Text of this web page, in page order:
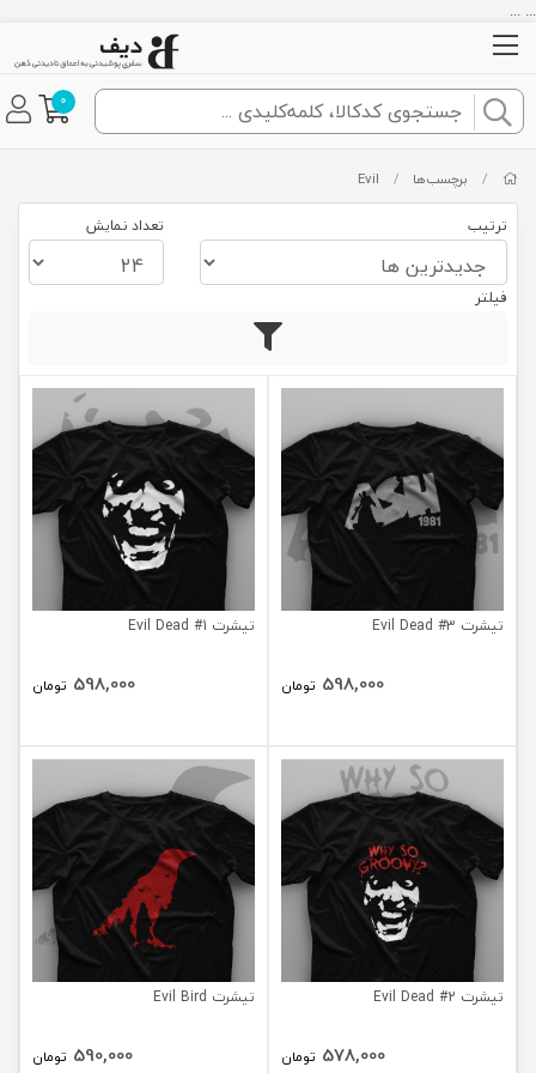
... ...
0
/ برچسب‌ها /
Evil
ترتیب تعداد نمایش
فیلتر
تیشرت Evil Dead #3
598,000 تومان
تیشرت Evil Dead #1
598,000 تومان
تیشرت Evil Dead #2
578,000 تومان
تیشرت Evil Bird
590,000 تومان